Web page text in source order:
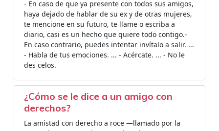
- En caso de que ya presente con todos sus amigos,
haya dejado de hablar de su ex y de otras mujeres,
te mencione en su futuro, te llame o escriba a
diario, casi es un hecho que quiere todo contigo.-
En caso contrario, puedes intentar invítalo a salir. ...
- Habla de tus emociones. ... - Acércate. ... - No le
des celos.
¿Cómo se le dice a un amigo con
derechos?
La amistad con derecho a roce —llamado por la